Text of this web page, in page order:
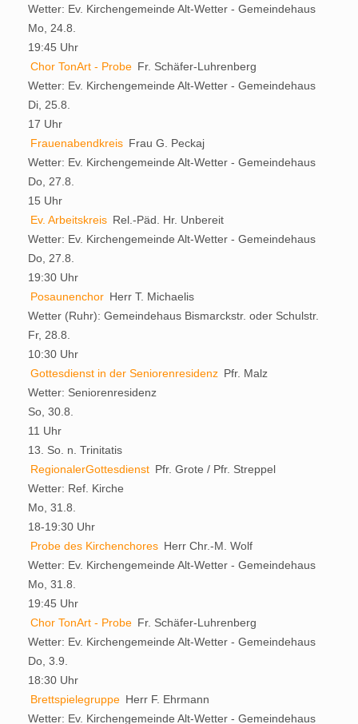
Wetter: Ev. Kirchengemeinde Alt-Wetter - Gemeindehaus
Mo, 24.8.
19:45 Uhr
Chor TonArt - Probe Fr. Schäfer-Luhrenberg
Wetter: Ev. Kirchengemeinde Alt-Wetter - Gemeindehaus
Di, 25.8.
17 Uhr
Frauenabendkreis Frau G. Peckaj
Wetter: Ev. Kirchengemeinde Alt-Wetter - Gemeindehaus
Do, 27.8.
15 Uhr
Ev. Arbeitskreis Rel.-Päd. Hr. Unbereit
Wetter: Ev. Kirchengemeinde Alt-Wetter - Gemeindehaus
Do, 27.8.
19:30 Uhr
Posaunenchor Herr T. Michaelis
Wetter (Ruhr): Gemeindehaus Bismarckstr. oder Schulstr.
Fr, 28.8.
10:30 Uhr
Gottesdienst in der Seniorenresidenz Pfr. Malz
Wetter: Seniorenresidenz
So, 30.8.
11 Uhr
13. So. n. Trinitatis
RegionalerGottesdienst Pfr. Grote / Pfr. Streppel
Wetter: Ref. Kirche
Mo, 31.8.
18-19:30 Uhr
Probe des Kirchenchores Herr Chr.-M. Wolf
Wetter: Ev. Kirchengemeinde Alt-Wetter - Gemeindehaus
Mo, 31.8.
19:45 Uhr
Chor TonArt - Probe Fr. Schäfer-Luhrenberg
Wetter: Ev. Kirchengemeinde Alt-Wetter - Gemeindehaus
Do, 3.9.
18:30 Uhr
Brettspielegruppe Herr F. Ehrmann
Wetter: Ev. Kirchengemeinde Alt-Wetter - Gemeindehaus